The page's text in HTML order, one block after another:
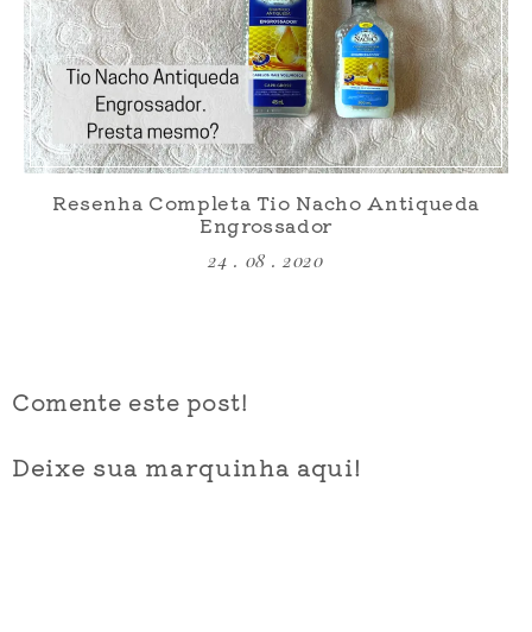
Resenha Completa Tio Nacho Antiqueda
Engrossador
24 . 08 . 2020
Comente este post!
Deixe sua marquinha aqui!